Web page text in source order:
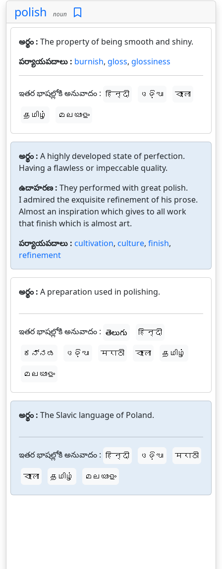
polish noun
అర్థం : The property of being smooth and shiny.
పర్యాయపదాలు : burnish, gloss, glossiness
ఇతర భాషల్లోకి అనువాదం : हिन्दी ଓଡ଼ିଆ
বাংলা
தமிழ்
മലയാളം
అర్థం : A highly developed state of perfection.
Having a flawless or impeccable quality.
ఉదాహరణ : They performed with great polish.
I admired the exquisite refinement of his prose.
Almost an inspiration which gives to all work
that finish which is almost art.
పర్యాయపదాలు : cultivation, culture, finish,
refinement
అర్థం : A preparation used in polishing.
ఇతర భాషల్లోకి అనువాదం : తెలుగు
हिन्दी
ಕನ್ನಡ
ଓଡ଼ିଆ मराठी বাংলা
தமிழ்
മലയാളം
అర్థం : The Slavic language of Poland.
ఇతర భాషల్లోకి అనువాదం : हिन्दी ଓଡ଼ିଆ
मराठी
বাংলা
தமிழ் മലയാളം